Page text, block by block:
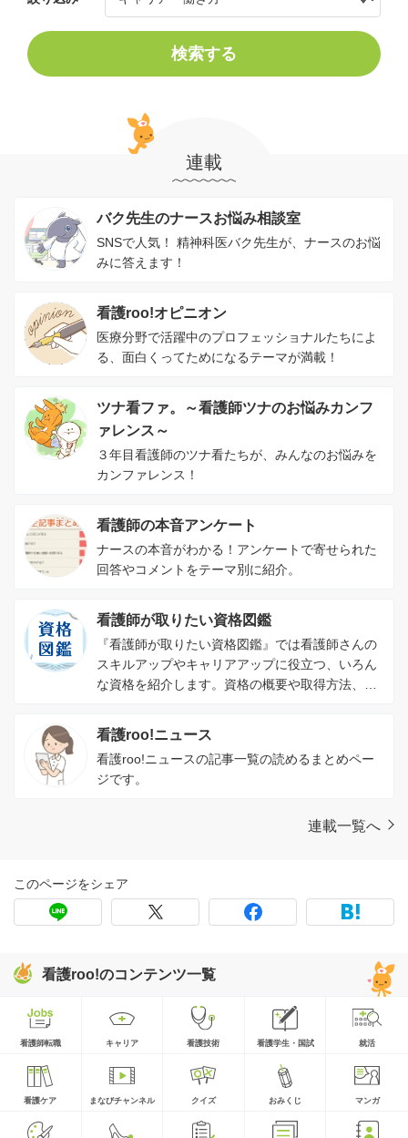
検索する
連載
バク先生のナースお悩み相談室
SNSで人気！ 精神科医バク先生が、ナースのお悩
みに答えます！
看護roo!オピニオン
医療分野で活躍中のプロフェッショナルたちによ
る、面白くってためになるテーマが満載！
ツナ看ファ。～看護師ツナのお悩みカンフ
ァレンス～
３年目看護師のツナ看たちが、みんなのお悩みを
カンファレンス！
看護師の本音アンケート
ナースの本音がわかる！アンケートで寄せられた
回答やコメントをテーマ別に紹介。
看護師が取りたい資格図鑑
『看護師が取りたい資格図鑑』では看護師さんの
スキルアップやキャリアアップに役立つ、いろん
な資格を紹介します。資格の概要や取得方法、資
看護roo!ニュース
看護roo!ニュースの記事一覧の読めるまとめペー
ジです。
連載一覧へ
このページをシェア
看護roo!のコンテンツ一覧
看護師転職 キャリア 看護技術 看護学生・国試 就活
看護ケア まなびチャンネル クイズ おみくじ マンガ